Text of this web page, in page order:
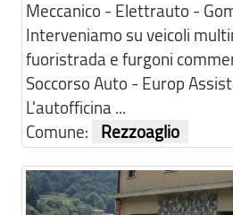
Meccanico - Elettrauto -
Interveniamo su veicoli
fuoristrada e furgoni
Soccorso Auto - Europ
L'autofficina ...
Comune:
Rezzoaglio